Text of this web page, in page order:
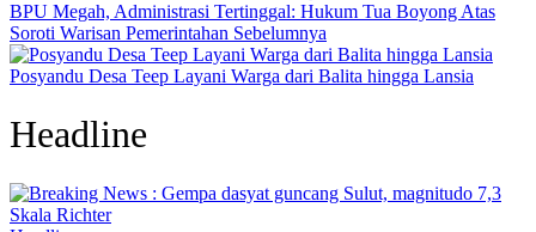
BPU Megah, Administrasi Tertinggal: Hukum Tua Boyong Atas
Soroti Warisan Pemerintahan Sebelumnya
Posyandu Desa Teep Layani Warga dari Balita hingga Lansia
Headline